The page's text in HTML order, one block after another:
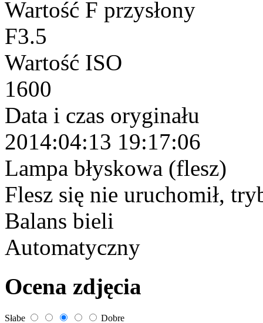
Wartość F przysłony
F3.5
Wartość ISO
1600
Data i czas oryginału
2014:04:13 19:17:06
Lampa błyskowa (flesz)
Flesz się nie uruchomił,
Balans bieli
Automatyczny
Ocena zdjęcia
Słabe Dobre